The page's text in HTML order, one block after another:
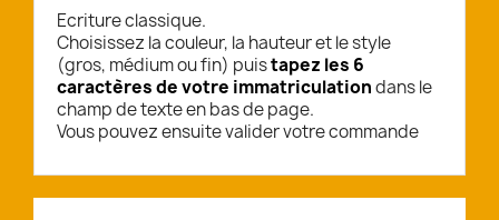
Ecriture classique.
Choisissez la couleur, la hauteur et le style
(gros, médium ou fin) puistapez les 6
caractères de votre immatriculationdans le
champ de texte en bas de page.
Vous pouvez ensuite valider votre commande